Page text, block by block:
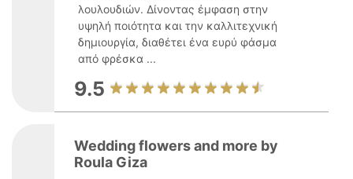
λουλουδιών. Δίνοντας έμφαση στην
υψηλή ποιότητα και την καλλιτεχνική
δημιουργία, διαθέτει ένα ευρύ φάσμα
από φρέσκα ...
9.5
Wedding flowers and more by
Roula Giza